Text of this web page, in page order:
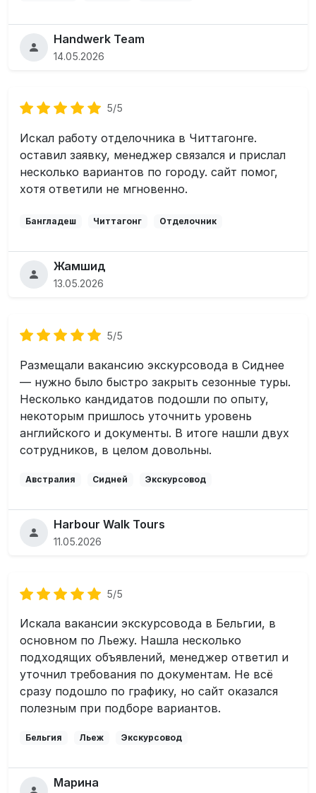
Handwerk Team
14.05.2026
5/5
Искал работу отделочника в Читтагонге.
оставил заявку, менеджер связался и прислал
несколько вариантов по городу. сайт помог,
хотя ответили не мгновенно.
Бангладеш Читтагонг Отделочник
Жамшид
13.05.2026
5/5
Размещали вакансию экскурсовода в Сиднее
— нужно было быстро закрыть сезонные туры.
Несколько кандидатов подошли по опыту,
некоторым пришлось уточнить уровень
английского и документы. В итоге нашли двух
сотрудников, в целом довольны.
Австралия Сидней Экскурсовод
Harbour Walk Tours
11.05.2026
5/5
Искала вакансии экскурсовода в Бельгии, в
основном по Льежу. Нашла несколько
подходящих объявлений, менеджер ответил и
уточнил требования по документам. Не всё
сразу подошло по графику, но сайт оказался
полезным при подборе вариантов.
Бельгия Льеж Экскурсовод
Марина